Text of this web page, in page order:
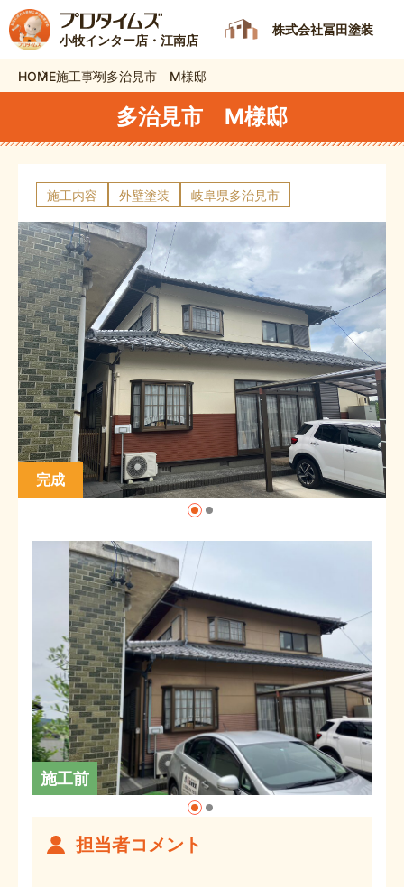
小牧インター店・江南店
株式会社冨田塗装
HOME施工事例多治見市 M様邸
多治見市 M様邸
施工内容 外壁塗装 岐阜県多治見市
完成
施工前
担当者コメント